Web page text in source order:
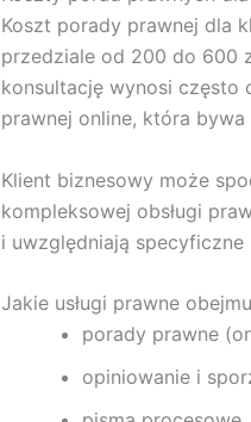
Koszt porady prawnej dla
przedziale od 200 do 600
konsultację wynosi często
prawnej online, która
Klient biznesowy może
kompleksowej obsługi
i uwzględniają
Jakie usługi prawne
porady prawne
opiniowanie i